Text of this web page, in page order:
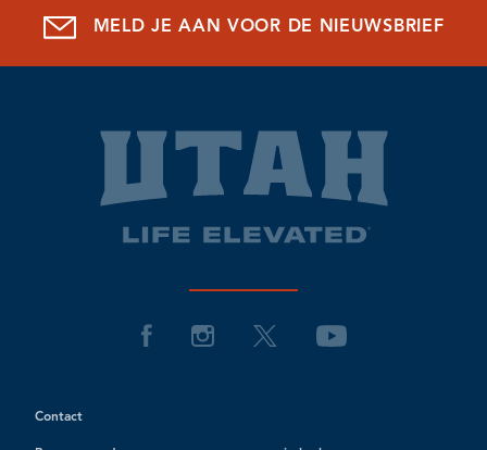
MELD JE AAN VOOR DE NIEUWSBRIEF
Contact